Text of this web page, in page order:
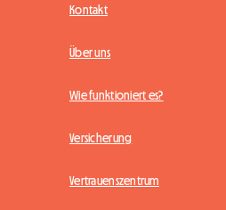
Kontakt
Über uns
Wie funktioniert es?
Versicherung
Vertrauenszentrum